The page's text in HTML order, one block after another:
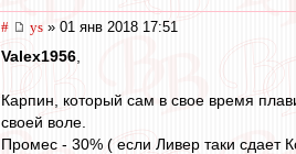
# ys » 01 янв 2018 17:51
Valex1956
Карпин, который сам в свое время
своей воле.
Промес - 30% ( если Ливер таки сдает